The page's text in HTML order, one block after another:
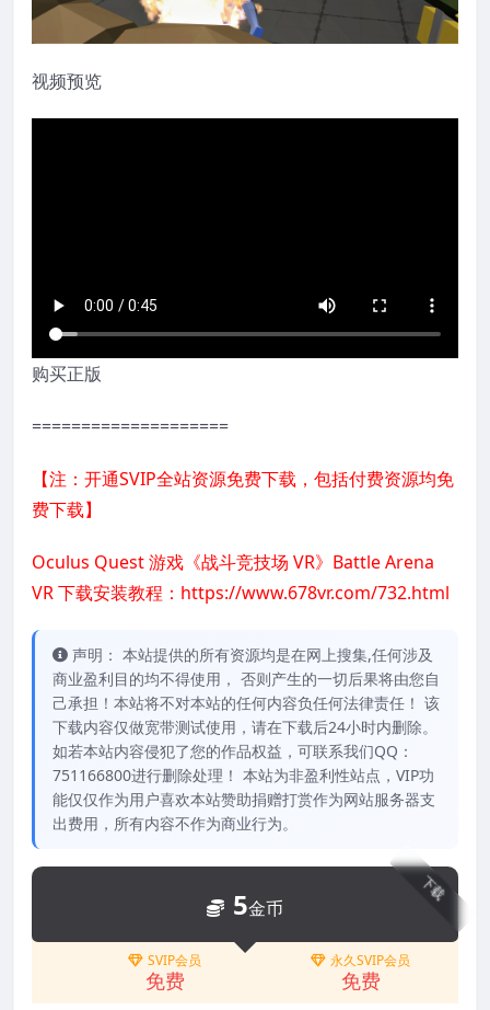
视频预览
购买正版
====================
【注：开通SVIP全站资源免费下载，包括付费资源均免
费下载】
Oculus Quest 游戏《战斗竞技场 VR》Battle Arena
VR 下载安装教程： https://www.678vr.com/732.html
声明： 本站提供的所有资源均是在网上搜集,任何涉及
商业盈利目的均不得使用， 否则产生的一切后果将由您自
己承担！本站将不对本站的任何内容负任何法律责任！ 该
下载内容仅做宽带测试使用，请在下载后24小时内删除。
如若本站内容侵犯了您的作品权益，可联系我们QQ：
751166800进行删除处理！ 本站为非盈利性站点，VIP功
能仅仅作为用户喜欢本站赞助捐赠打赏作为网站服务器支
出费用，所有内容不作为商业行为。
下载
5金币
SVIP会员
免费
永久SVIP会员
免费